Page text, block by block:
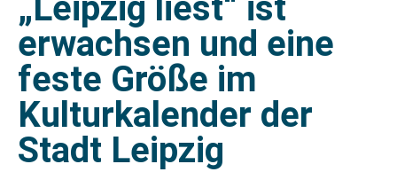
„Leipzig liest“ ist
erwachsen und eine
feste Größe im
Kulturkalender der
Stadt Leipzig